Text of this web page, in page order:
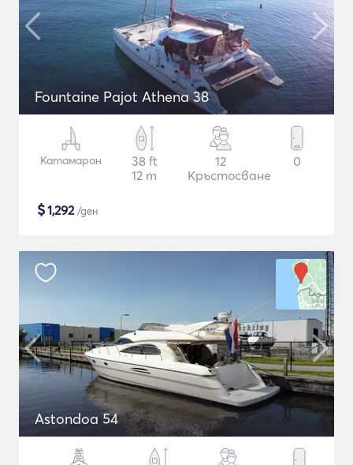
Fountaine Pajot Athena 38
Катамаран
38 ft
12 m
12
Кръстосване
0
$1,292/ден
Astondoa 54